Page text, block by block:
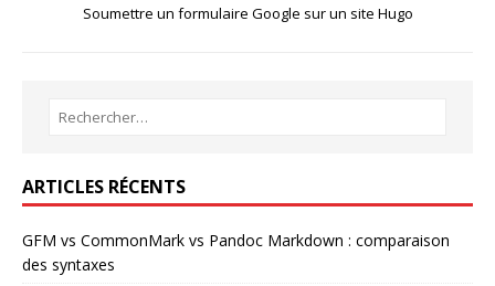
Soumettre un formulaire Google sur un site Hugo
ARTICLES RÉCENTS
GFM vs CommonMark vs Pandoc Markdown : comparaison
des syntaxes